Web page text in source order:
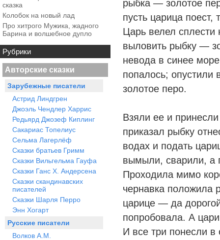
сказка
Колобок на новый лад
Про хитрого Мужика, жадного
Барина и волшебное дупло
Рубрики
Авторские сказки
Зарубежные писатели
Астрид Линдгрен
Джоэль Чендлер Харрис
Редьярд Джозеф Киплинг
Сакариас Топелиус
Сельма Лагерлёф
Сказки братьев Гримм
Сказки Вильгельма Гауфа
Сказки Ганс Х. Андерсена
Сказки скандинавских
писателей
Сказки Шарля Перро
Энн Хогарт
Русские писатели
Волков А.М.
рыбка — золотое
пусть царица поест,
Царь велел сплести
выловить рыбку —
невода в синее
попалось;
золотое перо.
Взяли ее и
приказал рыбку
водах и подать
вымыли, сварили, а
Проходила мимо
чернавка положила
царице — да
попробовала. А
И все три понесли в